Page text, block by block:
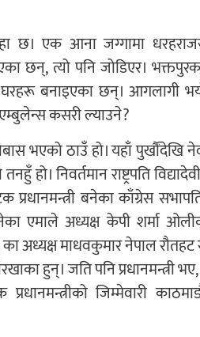
छ। एक आना जग्गामा
छन्, त्यो पनि जोडिएर।
घरहरू बनाइएका छन्। आगलागी
कसरी ल्याउने?
भएको ठाउँ हो। यहाँ पुर्खौंदेखि
हो। निवर्तमान राष्ट्रपति
बनेका काँग्रेस
एमाले अध्यक्ष केपी शर्मा
अध्यक्ष माधवकुमार नेपाल रौतहट र
हुन्। जति पनि प्रधानमन्त्री
जिम्मेवारी